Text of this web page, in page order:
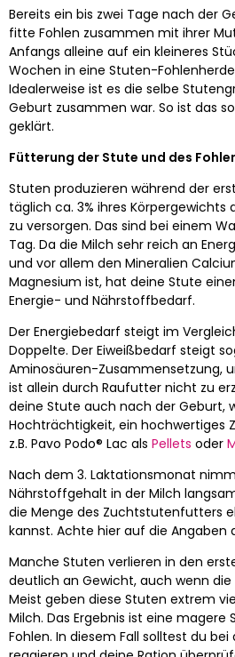
Bereits ein bis zwei Tage nach der
fitte Fohlen zusammen mit ihrer
Anfangs alleine auf ein kleineres
Wochen in eine Stuten-
Idealerweise ist es die selbe
Geburt zusammen war. So ist das
geklärt.
Fütterung der Stute und des
Stuten produzieren während der
täglich ca. 3% ihres Körpergewichts
zu versorgen. Das sind bei einem
Tag. Da die Milch sehr reich an
und vor allem den Mineralien
Magnesium ist, hat deine Stute
Energie- und Nährstoffbedarf.
Der Energiebedarf steigt im
Doppelte. Der Eiweißbedarf steigt
Aminosäuren-Zusammensetzung,
ist allein durch Raufutter nicht zu
deine Stute auch nach der Geburt,
Hochträchtigkeit, ein hochwertiges
z.B. Pavo Podo® Lac als Pellets oder
Nach dem 3. Laktationsmonat
Nährstoffgehalt in der Milch
die Menge des Zuchtstutenfutters
kannst. Achte hier auf die Angaben
Manche Stuten verlieren in den
deutlich an Gewicht, auch wenn
Meist geben diese Stuten extrem
Milch. Das Ergebnis ist eine
Fohlen. In diesem Fall solltest du